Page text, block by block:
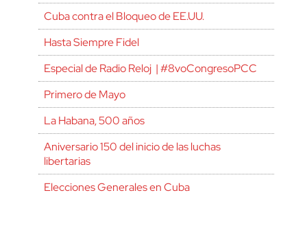
Cuba contra el Bloqueo de EE.UU.
Hasta Siempre Fidel
Especial de Radio Reloj | #8voCongresoPCC
Primero de Mayo
La Habana, 500 años
Aniversario 150 del inicio de las luchas
libertarias
Elecciones Generales en Cuba